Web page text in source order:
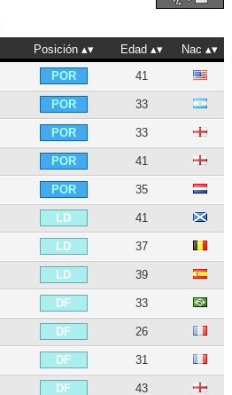
Posición Edad
Nac
POR 41
POR 33
POR 33
POR 41
POR 35
LD 41
LD 37
LD 39
DF 33
DF 26
DF 31
DF 43